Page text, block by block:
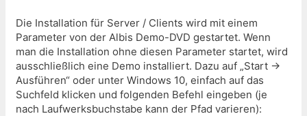
Die Installation für Server / Clients wird mit einem
Parameter von der Albis Demo-DVD gestartet. Wenn
man die Installation ohne diesen Parameter startet, wird
ausschließlich eine Demo installiert. Dazu auf „Start ->
Ausführen“ oder unter Windows 10, einfach auf das
Suchfeld klicken und folgenden Befehl eingeben (je
nach Laufwerksbuchstabe kann der Pfad varieren):